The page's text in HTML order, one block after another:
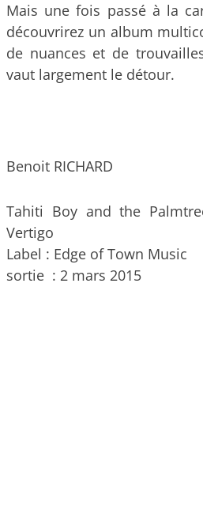
Mais une fois passé à la
découvrirez un album
de nuances et de
vaut largement le détour.
Benoit RICHARD
Tahiti Boy and the
Vertigo
Label : Edge of Town Music
sortie : 2 mars 2015